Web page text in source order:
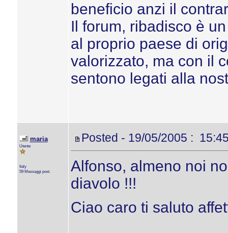
beneficio anzi il
Il forum, ribadisco è
al proprio paese di
valorizzato, ma con il
sentono legati alla
maria
Utente
Italy
59 Messaggi post.
Posted - 19/05/2005 :
Alfonso, almeno noi
diavolo !!!
Ciao caro ti saluto